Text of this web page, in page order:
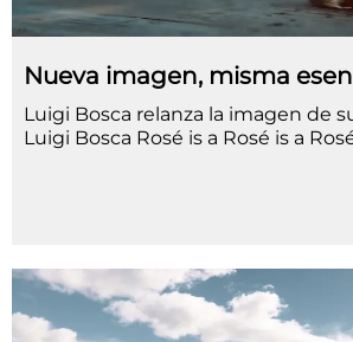
Nueva imagen, misma
Luigi Bosca relanza la imagen de
Luigi Bosca Rosé is a Rosé is a